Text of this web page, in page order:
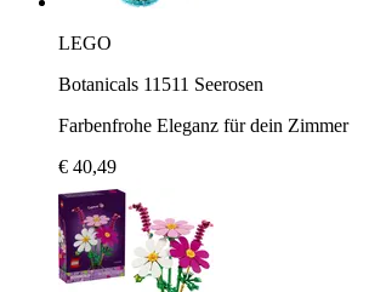
LEGO
Botanicals 11511 Seerosen
Farbenfrohe Eleganz für dein Zimmer
€ 40,49